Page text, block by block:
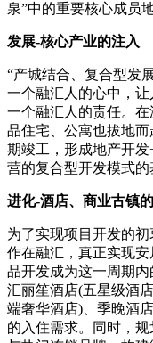
泉”中的重要核心成员
发展-核心产业的注入
“产城结合、复合型发
一个融汇人的心中，
一个融汇人的责任。
品住宅、公寓也拔地
期竣工，形成地产开
营的复合型开发模式的
进化-酒店、商业古镇
为了实现项目开发的
作在融汇，真正实现
品开发成为这一周期
汇丽笙酒店(五星级酒
端奢华酒店)、季晚酒
的入住需求。同时，